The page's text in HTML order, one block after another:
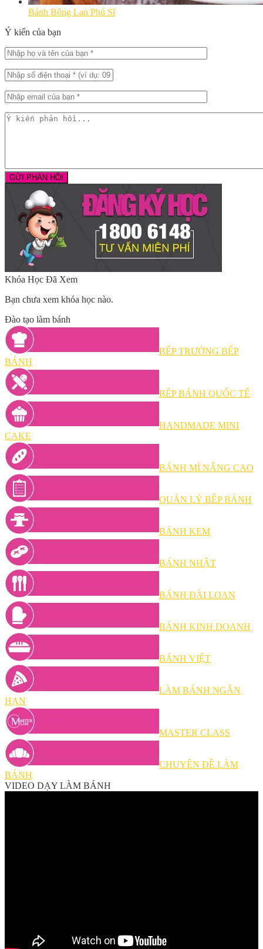
Bánh Bông Lan Phú Sĩ
Ý kiến của bạn
Khóa Học Đã Xem
Bạn chưa xem khóa học nào.
Đào tạo làm bánh
BẾP TRƯỞNG BẾP
BÁNH
BẾP BÁNH QUỐC TẾ
HANDMADE MINI
CAKE
BÁNH MÌ NÂNG CAO
QUẢN LÝ BẾP BÁNH
BÁNH KEM
BÁNH NHẬT
BÁNH ĐÀI LOAN
BÁNH KINH DOANH
BÁNH VIỆT
LÀM BÁNH NGẮN
HẠN
MASTER CLASS
CHUYÊN ĐỀ LÀM
BÁNH
VIDEO DẠY LÀM BÁNH